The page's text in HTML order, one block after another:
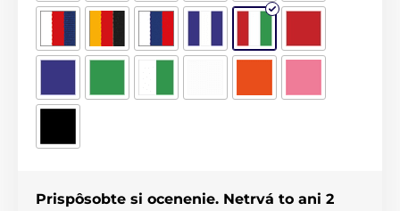
Prispôsobte si ocenenie. Netrvá to ani 2